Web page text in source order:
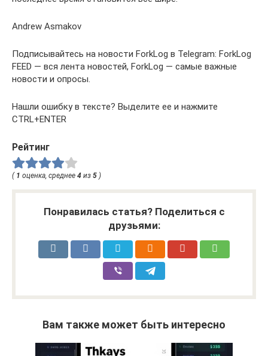
Andrew Asmakov
Подписывайтесь на новости ForkLog в Telegram: ForkLog
FEED — вся лента новостей, ForkLog — самые важные
новости и опросы.
Нашли ошибку в тексте? Выделите ее и нажмите
CTRL+ENTER
Рейтинг
( 1 оценка, среднее 4 из 5 )
Понравилась статья? Поделиться с
друзьями:
Вам также может быть интересно